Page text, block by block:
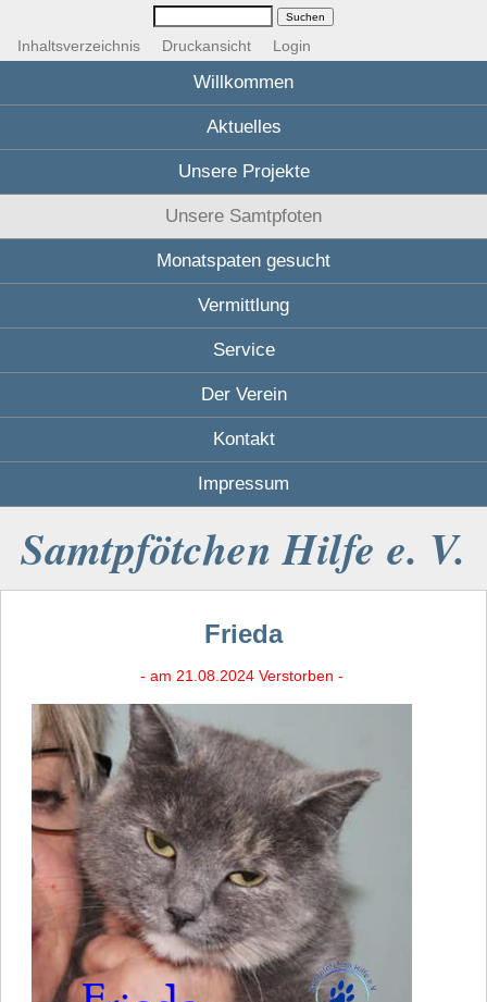
Inhaltsverzeichnis Druckansicht Login
Willkommen
Aktuelles
Unsere Projekte
Unsere Samtpfoten
Monatspaten gesucht
Vermittlung
Service
Der Verein
Kontakt
Impressum
Samtpfötchen Hilfe e. V.
Frieda
- am 21.08.2024 Verstorben -